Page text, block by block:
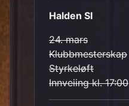
Halden SI
24. mars
Klubbmesterskap
Styrkeløft
Innveiing kl. 17:00